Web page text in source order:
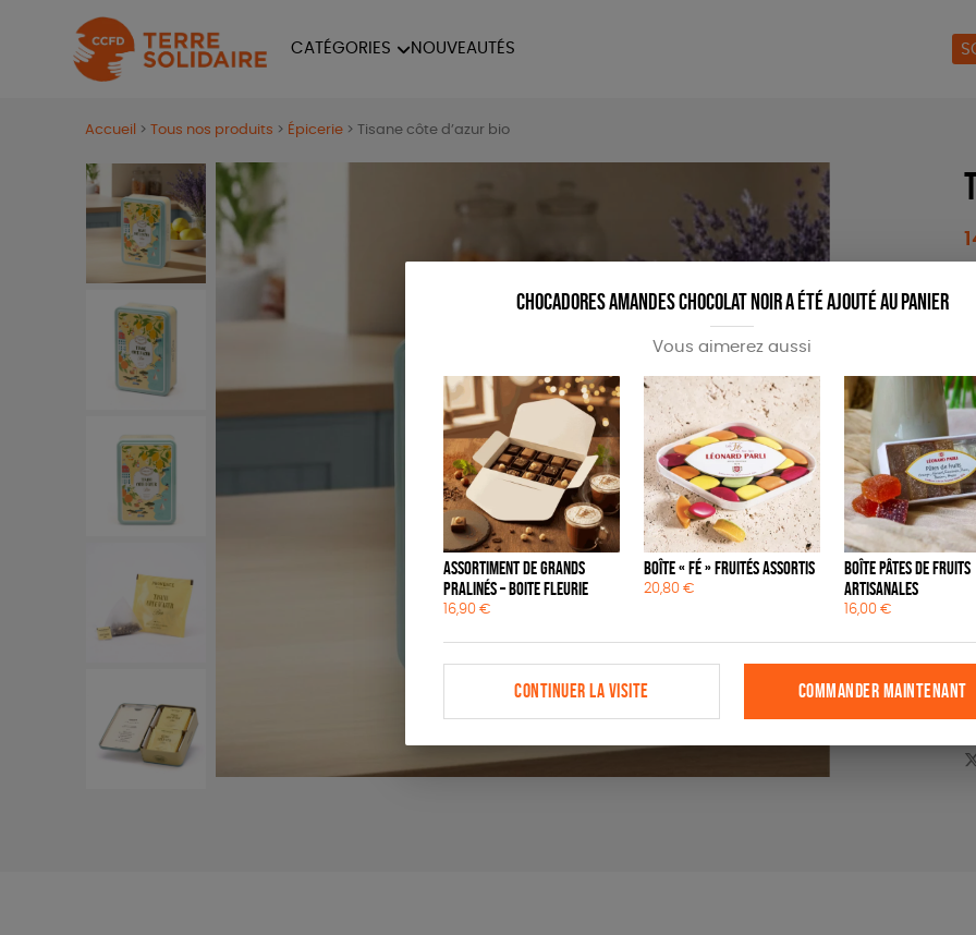
CATÉGORIES NOUVEAUTÉS
Accueil >Tous nos produits > Épicerie >Tisane côte d’azur bio
Chocadores Amandes Chocolat noir a été ajouté au panier
Vous aimerez aussi
Assortiment de grands
pralinés – Boite fleurie
16,90 €
Boîte « Fé » fruités assortis
20,80 €
Boîte pâtes de fruits
artisanales
16,00 €
CONTINUER LA VISITE COMMANDER MAINTENANT